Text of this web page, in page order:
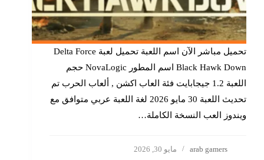
تحميل مباشر الآن اسم اللعبة تحميل لعبة Delta Force
Black Hawk Down اسم المطور NovaLogic حجم
اللعبة 1.2 جيجابايت فئة العاب اكشن , ألعاب الحرب تم
تحديث اللعبة 30 مايو 2026 لغة اللعبة عربي متوافق مع
ويندوز العب النسخة الكاملة…
arab gamers مايو 30, 2026